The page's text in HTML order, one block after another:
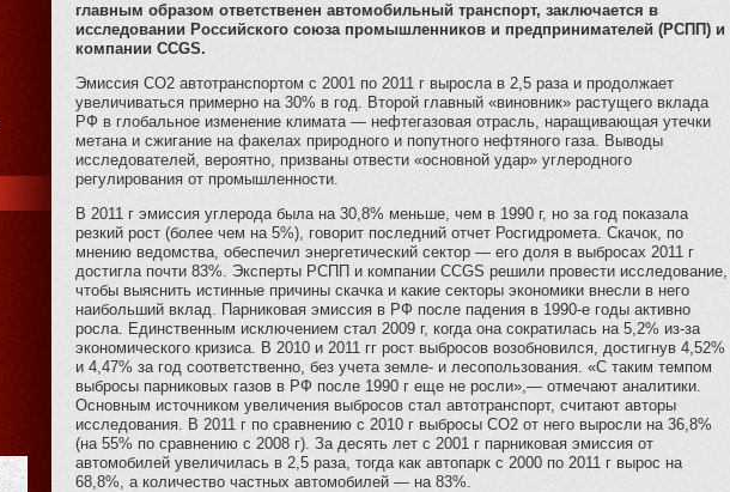
главным образом ответственен автомобильный транспорт, заключается в
исследовании Российского союза промышленников и предпринимателей (РСПП) и
компании CCGS.
Эмиссия СО2 автотранспортом с 2001 по 2011 г выросла в 2,5 раза и продолжает
увеличиваться примерно на 30% в год. Второй главный «виновник» растущего вклада
РФ в глобальное изменение климата — нефтегазовая отрасль, наращивающая утечки
метана и сжигание на факелах природного и попутного нефтяного газа. Выводы
исследователей, вероятно, призваны отвести «основной удар» углеродного
регулирования от промышленности.
В 2011 г эмиссия углерода была на 30,8% меньше, чем в 1990 г, но за год показала
резкий рост (более чем на 5%), говорит последний отчет Росгидромета. Скачок, по
мнению ведомства, обеспечил энергетический сектор — его доля в выбросах 2011 г
достигла почти 83%. Эксперты РСПП и компании CCGS решили провести исследование,
чтобы выяснить истинные причины скачка и какие секторы экономики внесли в него
наибольший вклад. Парниковая эмиссия в РФ после падения в 1990-е годы активно
росла. Единственным исключением стал 2009 г, когда она сократилась на 5,2% из-за
экономического кризиса. В 2010 и 2011 гг рост выбросов возобновился, достигнув 4,52%
и 4,47% за год соответственно, без учета земле- и лесопользования. «С таким темпом
выбросы парниковых газов в РФ после 1990 г еще не росли»,— отмечают аналитики.
Основным источником увеличения выбросов стал автотранспорт, считают авторы
исследования. В 2011 г по сравнению с 2010 г выбросы CO2 от него выросли на 36,8%
(на 55% по сравнению с 2008 г). За десять лет с 2001 г парниковая эмиссия от
автомобилей увеличилась в 2,5 раза, тогда как автопарк с 2000 по 2011 г вырос на
68,8%, а количество частных автомобилей — на 83%.